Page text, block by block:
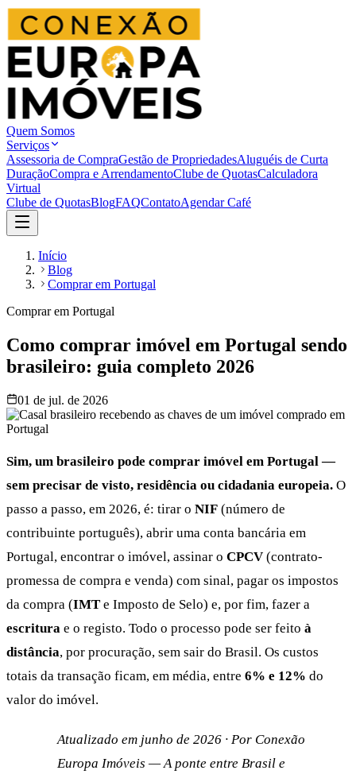
Quem Somos
Serviços
Assessoria de CompraGestão de PropriedadesAluguéis de Curta
DuraçãoCompra e ArrendamentoClube de QuotasCalculadora
Virtual
Clube de QuotasBlogFAQContatoAgendar Café
Início
Blog
Comprar em Portugal
Comprar em Portugal
Como comprar imóvel em Portugal sendo
brasileiro: guia completo 2026
01 de jul. de 2026
Sim, um brasileiro pode comprar imóvel em Portugal —
sem precisar de visto, residência ou cidadania europeia. O
passo a passo, em 2026, é: tirar o NIF (número de
contribuinte português), abrir uma conta bancária em
Portugal, encontrar o imóvel, assinar o CPCV (contrato-
promessa de compra e venda) com sinal, pagar os impostos
da compra (IMT e Imposto de Selo) e, por fim, fazer a
escritura e o registo. Todo o processo pode ser feito à
distância, por procuração, sem sair do Brasil. Os custos
totais da transação ficam, em média, entre 6% e 12% do
valor do imóvel.
Atualizado em junho de 2026 · Por Conexão
Europa Imóveis — A ponte entre Brasil e